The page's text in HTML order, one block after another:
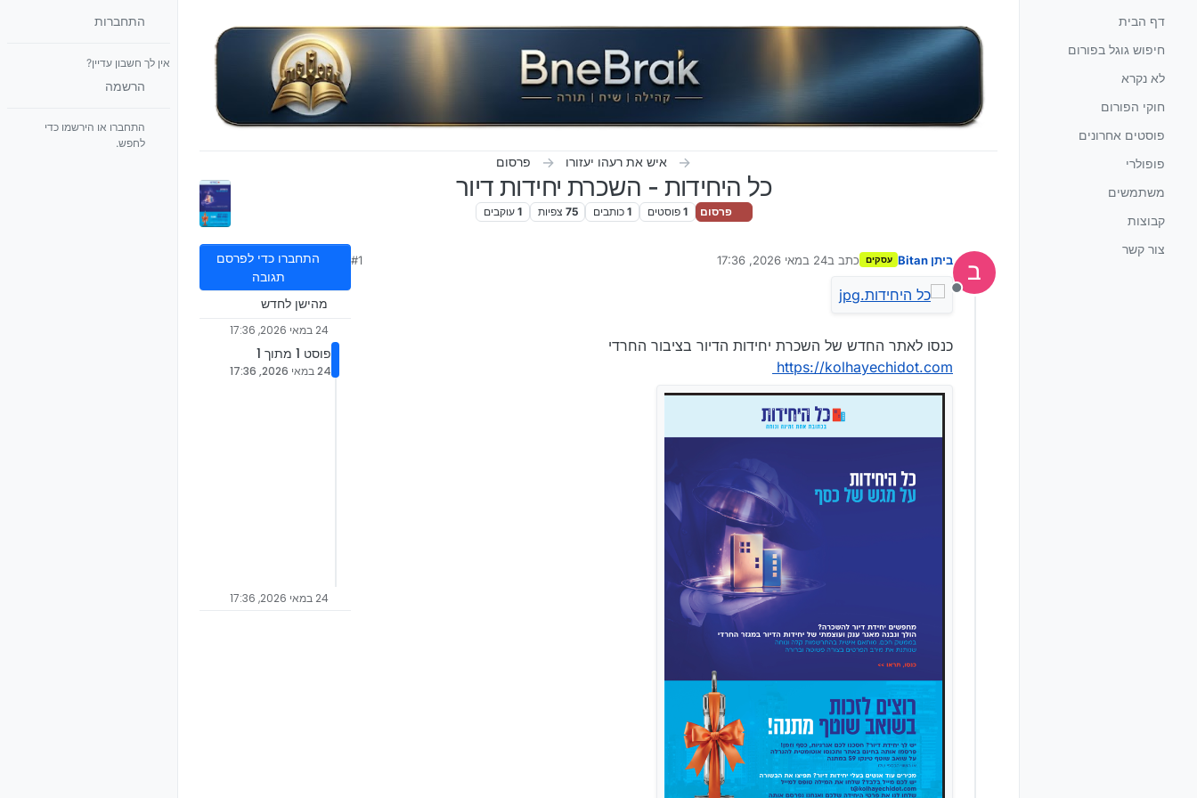
דף הבית
חיפוש גוגל בפורום
לא נקרא
חוקי הפורום
פוסטים אחרונים
פופולרי
משתמשים
קבוצות
צור קשר
איש את רעהו יעזורו פרסום
כל היחידות - השכרת יחידות דיור
פרסום 1 פוסטים 1 כותבים 75 צפיות 1 עוקבים
מנותק
ביתן Bitan עסקים כתב ב24 במאי 2026, 17:36
נערך לאחרונה על ידי יאיר
#1
כנסו לאתר החדש של השכרת יחידות הדיור בציבור החרדי
https://kolhayechidot.com
התחברו כדי לפרסם
תגובה
מהישן לחדש
24 במאי 2026, 17:36
פוסט 1 מתוך 1
24 במאי 2026, 17:36
24 במאי 2026, 17:36
התחברות
אין לך חשבון עדיין?
הרשמה
התחברו או הירשמו כדי
לחפש.